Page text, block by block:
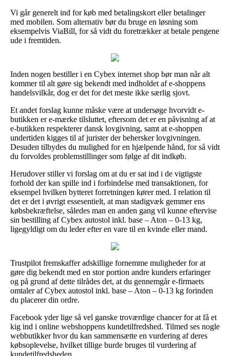
Vi går generelt ind for køb med betalingskort eller betalinger
med mobilen. Som alternativ bør du bruge en løsning som
eksempelvis ViaBill, for så vidt du foretrækker at betale pengene
ude i fremtiden.
Inden nogen bestiller i en Cybex internet shop bør man når alt
kommer til alt gøre sig bekendt med indholdet af e-shoppens
handelsvilkår, dog er det for det meste ikke særlig sjovt.
Et andet forslag kunne måske være at undersøge hvorvidt e-
butikken er e-mærke tilsluttet, eftersom det er en påvisning af at
e-butikken respekterer dansk lovgivning, samt at e-shoppen
undertiden kigges til af jurister der behersker lovgivningen.
Desuden tilbydes du mulighed for en hjælpende hånd, for så vidt
du forvoldes problemstillinger som følge af dit indkøb.
Herudover stiller vi forslag om at du er sat ind i de vigtigste
forhold der kan spille ind i forbindelse med transaktionen, for
eksempel hvilken bytteret forretningen kører med. I relation til
det er det i øvrigt essesentielt, at man stadigvæk gemmer ens
købsbekræftelse, således man en anden gang vil kunne eftervise
sin bestilling af Cybex autostol inkl. base – Aton – 0-13 kg,
ligegyldigt om du leder efter en vare til en kvinde eller mand.
Trustpilot fremskaffer adskillige fornemme muligheder for at
gøre dig bekendt med en stor portion andre kunders erfaringer
og på grund af dette tilrådes det, at du gennemgår e-firmaets
omtaler af Cybex autostol inkl. base – Aton – 0-13 kg forinden
du placerer din ordre.
Facebook yder lige så vel ganske troværdige chancer for at få et
kig ind i online webshoppens kundetilfredshed. Tilmed ses nogle
webbutikker hvor du kan sammensætte en vurdering af deres
købsoplevelse, hvilket tillige burde bruges til vurdering af
kundetilfredsheden.